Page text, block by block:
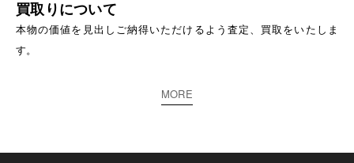
買取りについて
本物の価値を見出しご納得いただけるよう査定、買取をいたしま
す。
MORE